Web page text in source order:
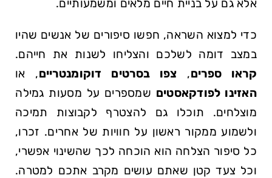
אלא גם ​על בניית חיים‌ מלאים ומשמעותיים.
כדי למצוא השראה, חפשו סיפורים של‍ אנשים שהיו
במצב דומה לשלכם והצליחו לשנות את חייהם.
קראו ספרים, צפו בסרטים דוקומנטריים, או
האזינו לפודקאסטים שמספרים על מסעות גמילה⁢
מוצלחים. תוכלו גם להצטרף לקבוצות תמיכה‌
ולשמוע ממקור ראשון ⁣על חוויות של אחרים.⁢ זכרו,
כל סיפור הצלחה הוא הוכחה לכך שהשינוי אפשרי,
וכל צעד ​קטן שאתם​ עושים מקרב אתכם למטרה.